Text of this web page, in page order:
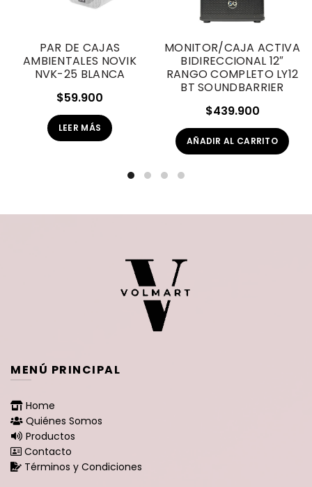
PAR DE CAJAS
AMBIENTALES NOVIK
NVK-25 BLANCA
$59.900
LEER MÁS
MONITOR/CAJA ACTIVA
BIDIRECCIONAL 12″
RANGO COMPLETO LY12
BT SOUNDBARRIER
$439.900
AÑADIR AL CARRITO
MENÚ PRINCIPAL
Home
Quiénes Somos
Productos
Contacto
Términos y Condiciones